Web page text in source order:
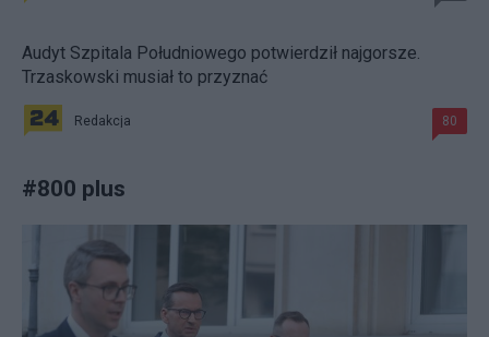
Audyt Szpitala Południowego potwierdził najgorsze.
Trzaskowski musiał to przyznać
Redakcja 80
#800 plus